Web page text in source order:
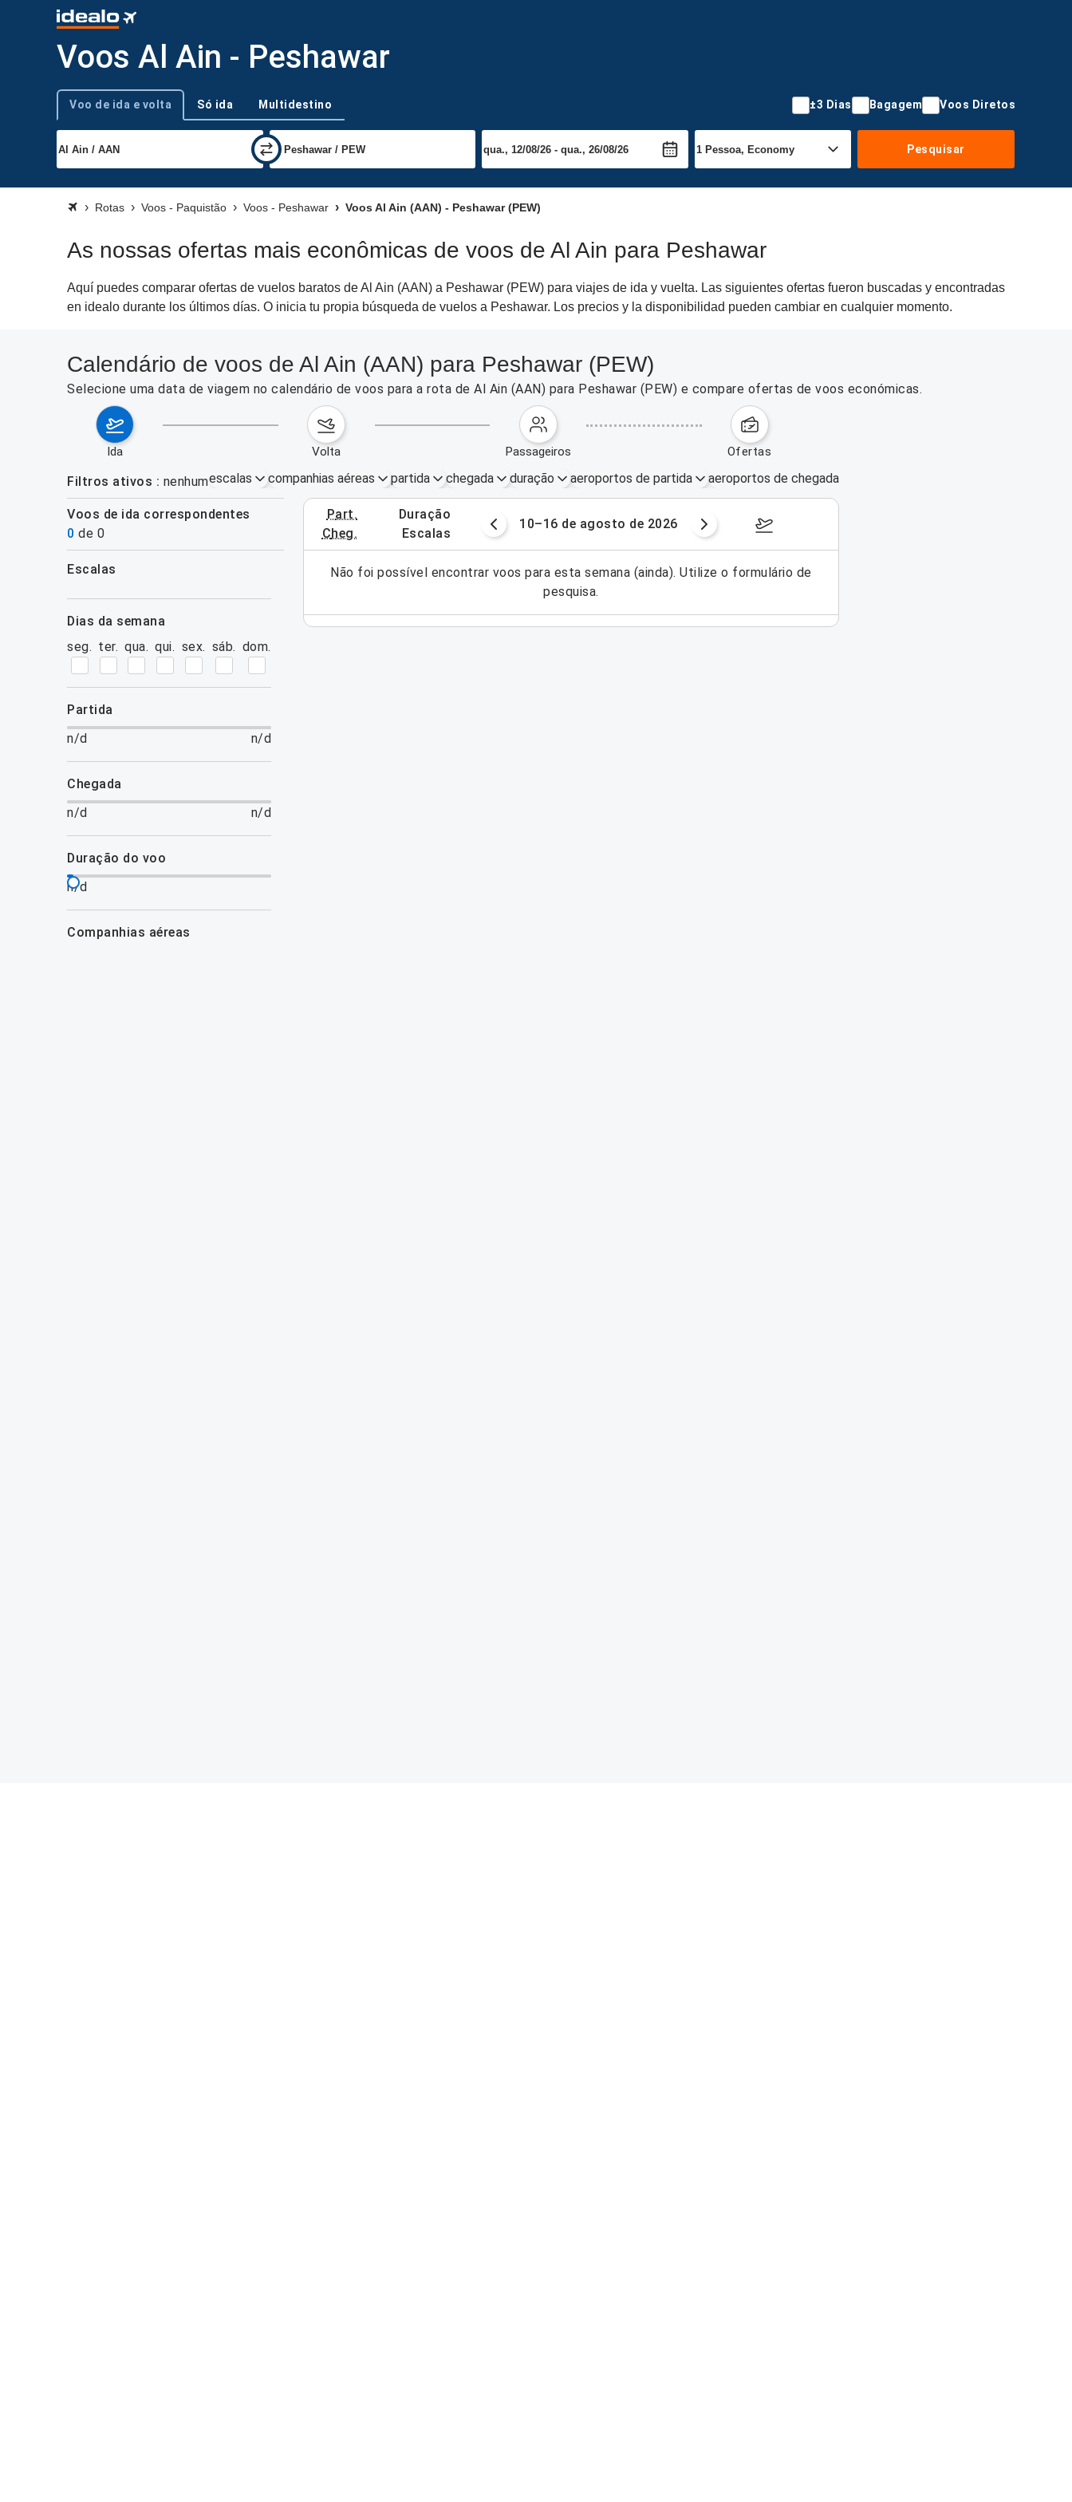
Voos Al Ain - Peshawar
Tipo de viagem
Voo de ida e volta Só ida Multidestino ±3 Dias Bagagem Voos Diretos
Pesquisar
Rotas Voos - Paquistão Voos - Peshawar Voos Al Ain (AAN) - Peshawar (PEW)
As nossas ofertas mais econômicas de voos de Al Ain para Peshawar
Aquí puedes comparar ofertas de vuelos baratos de Al Ain (AAN) a Peshawar (PEW) para viajes de ida y vuelta. Las siguientes ofertas fueron buscadas y encontradas
en idealo durante los últimos días. O inicia tu propia búsqueda de vuelos a Peshawar. Los precios y la disponibilidad pueden cambiar en cualquier momento.
Calendário de voos de Al Ain (AAN) para Peshawar (PEW)
Selecione uma data de viagem no calendário de voos para a rota de Al Ain (AAN) para Peshawar (PEW) e compare ofertas de voos económicas.
ida volta passageiros ofertas
Filtros ativos nenhumescalas companhias aéreas partida chegada duração aeroportos de partida aeroportos de chegada
Voos de ida correspondentes
0 de 0
part.
cheg.
duração
escalas
3–9 de agosto de 2026 10–16 de agosto de 2026 17–23 de agosto de 2026
escalas
dias da semana
seg. ter. qua. qui. sex. sáb. dom.
partida
n/d
n/d
chegada
n/d
n/d
duração do voo
n/d
companhias aéreas
esta semana (ainda). Utilize o formulário de
Não foi possível encontrar voos para esta semana (ainda). Utilize o formulário de
pesquisa.